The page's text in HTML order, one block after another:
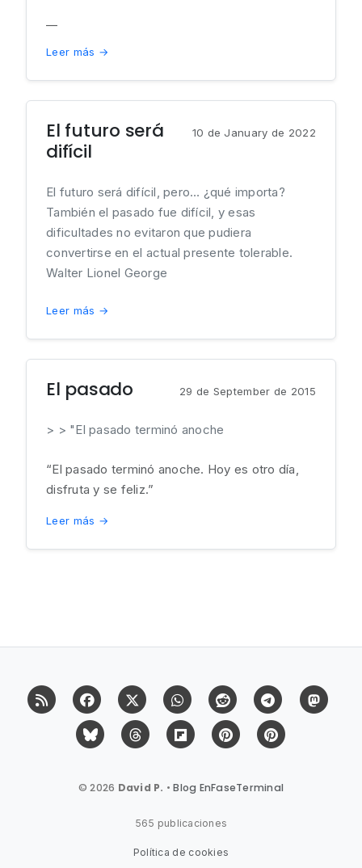
Leer más →
El futuro será
difícil
10 de January de 2022
El futuro será difícil, pero… ¿qué importa?
También el pasado fue difícil, y esas
dificultades no evitaron que pudiera
convertirse en el actual presente tolerable.
Walter Lionel George
Leer más →
El pasado 29 de September de 2015
> > "El pasado terminó anoche
“El pasado terminó anoche. Hoy es otro día,
disfruta y se feliz.”
Leer más →
RSS FacebookX (Twitter)Whatsapp Reddit Telegram
Bluesky Threads Flipboard Pinterest
© 2026 David P. •Blog EnFaseTerminal
565 publicaciones
Política de cookies